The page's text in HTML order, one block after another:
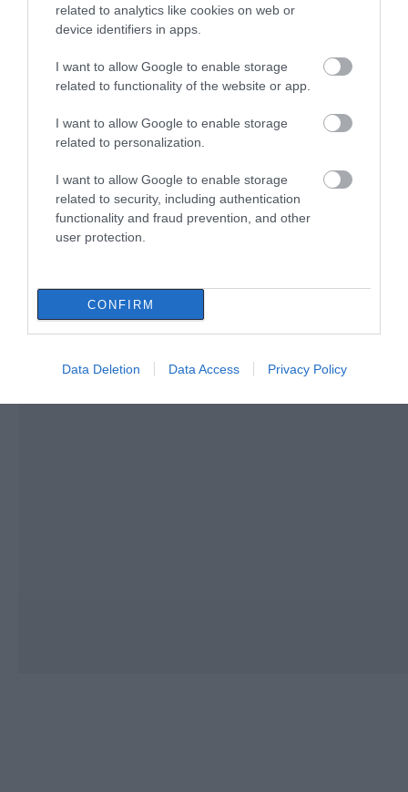
related to analytics like cookies on web or
device identifiers in apps.
I want to allow Google to enable storage
related to functionality of the website or app.
I want to allow Google to enable storage
related to personalization.
I want to allow Google to enable storage
related to security, including authentication
functionality and fraud prevention, and other
user protection.
CONFIRM
Data Deletion Data Access Privacy Policy
05.08.2026 | 18:00
Μύκονος: Έψαχναν τσάντα και
Rolex αξίας 75.000 ευρώ – Η
ανακάλυψη κάτω από τα βράχια
05.08.2026 | 17:40
άγνωστοι εισέβαλαν σε σπίτι
μέσα στη νύχτα – Δείτε τι
άρπαξαν
05.08.2026 | 17:20
μεταγραφικό μπαμ
από την ΑΓΕΧ
προετοιμασία με τον
κόσμο στο πλευρό του!